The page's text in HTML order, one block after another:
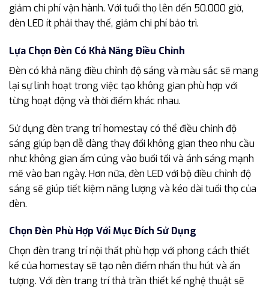
giảm chi phí vận hành. Với tuổi thọ lên đến 50.000 giờ,
đèn LED ít phải thay thế, giảm chi phí bảo trì.
Lựa Chọn Đèn Có Khả Năng Điều Chỉnh
Đèn có khả năng điều chỉnh độ sáng và màu sắc sẽ mang
lại sự linh hoạt trong việc tạo không gian phù hợp với
từng hoạt động và thời điểm khác nhau.
Sử dụng đèn trang trí homestay có thể điều chỉnh độ
sáng giúp bạn dễ dàng thay đổi không gian theo nhu cầu
như: không gian ấm cúng vào buổi tối và ánh sáng mạnh
mẽ vào ban ngày. Hơn nữa, đèn LED với bộ điều chỉnh độ
sáng sẽ giúp tiết kiệm năng lượng và kéo dài tuổi thọ của
đèn.
Chọn Đèn Phù Hợp Với Mục Đích Sử Dụng
Chọn đèn trang trí nội thất phù hợp với phong cách thiết
kế của homestay sẽ tạo nên điểm nhấn thu hút và ấn
tượng. Với đèn trang trí thả trần thiết kế nghệ thuật sẽ